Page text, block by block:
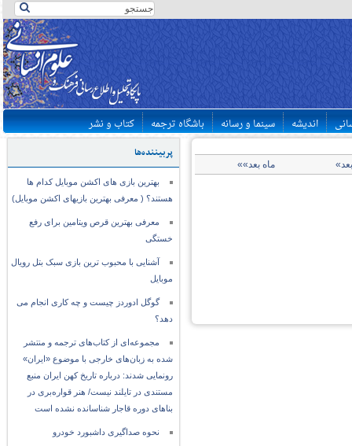
اندیشه سینما و رسانه باشگاه ترجمه کتاب و نشر
پربیننده‌ها
بهترین بازی های اکشن موبایل کدام ها
هستند؟ ( معرفی بهترین بازیهای اکشن موبایل)
معرفی بهترین قرص ویتامین برای رفع
خستگی
آشنایی با محبوب ترین بازی سبک بتل رویال
موبایل
گوگل ادوردز چیست و چه کاری انجام می
دهد؟
مجموعه‌ای از کتاب‌های ترجمه و منتشر
شده به زبان‌های خارجی با موضوع «ایران»
رونمایی شدند: درباره تاریخ کهن ایران منبع
مستندی در تایلند نیست/ هنر قواره‌بری در
بناهای دوره قاجار شناسانده نشده است
نحوه صداگیری داشبورد خودرو
ماه بعد»»